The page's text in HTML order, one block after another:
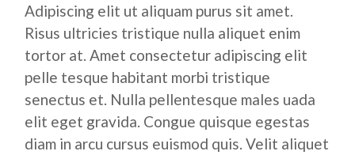
Adipiscing elit ut aliquam purus sit amet.
Risus ultricies tristique nulla aliquet enim
tortor at. Amet consectetur adipiscing elit
pelle tesque habitant morbi tristique
senectus et. Nulla pellentesque males uada
elit eget gravida. Congue quisque egestas
diam in arcu cursus euismod quis. Velit aliquet